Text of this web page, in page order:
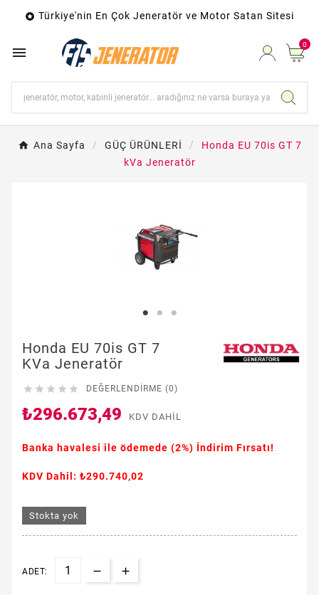
 Türkiye'nin En Çok Jeneratör ve Motor Satan Sitesi
 0
Ana Sayfa GÜÇ ÜRÜNLERİ
Honda EU 70is GT 7
kVa Jeneratör
Honda EU 70is GT 7
KVa Jeneratör
     DEĞERLENDIRME (0)
₺296.673,49 KDV DAHIL
Banka havalesi ile ödemede (2%) İndirim Fırsatı!
KDV Dahil: ₺290.740,02
Stokta yok
ADET: